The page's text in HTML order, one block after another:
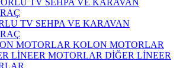
TV SEHPA VE KARAVAN
KOLON MOTORLAR
DİĞER LİNEER